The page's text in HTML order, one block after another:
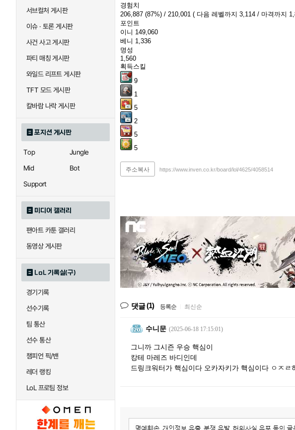
서브컬처 게시판
이슈 · 토론 게시판
사건 사고 게시판
파티 매칭 게시판
와일드 리프트 게시판
TFT 모드 게시판
칼바람 나락 게시판
포지션 게시판
Top
Jungle
Mid
Bot
Support
미디어 갤러리
팬아트 카툰 갤러리
동영상 게시판
LoL 기록실(구)
경기기록
선수기록
팀 통산
선수 통산
챔피언 픽/밴
레더 랭킹
LoL 프로팀 정보
경험치
206,887 (87%) / 210,001 ( 다음 레벨까지 3,114 / 마격까지
포인트
이니 149,060
베니 1,336
명성
1,560
획득스킬
9
1
5
2
5
5
주소복사 https://www.inven.co.kr/board/lol/4625/4058514
댓글(1) 등록순 최신순
수니문 (2025-06-18 17:15:01)
그니까 그시즌 우승 핵심이
캉테 마레즈 바디인데
드링크워터가 핵심이다 오카자키가 핵심이다 ㅇㅈㄹ